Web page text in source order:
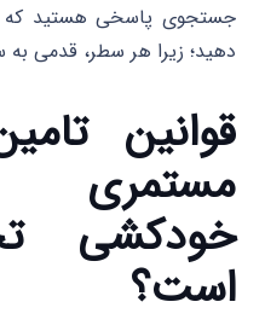
جستجوی پاسخی هستید که
دهید؛ زیرا هر سطر، قدمی
قوانین
مستمری
خودکشی
است؟